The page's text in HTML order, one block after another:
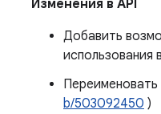
Изменения в API
Добавить
использования
Переименовать
b/503092450 )